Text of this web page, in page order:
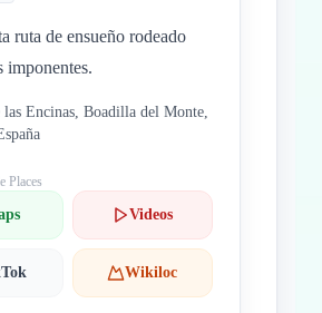
ruta de ensueño rodeado
imponentes.
las Encinas, Boadilla del Monte,
Places
Videos
Wikiloc